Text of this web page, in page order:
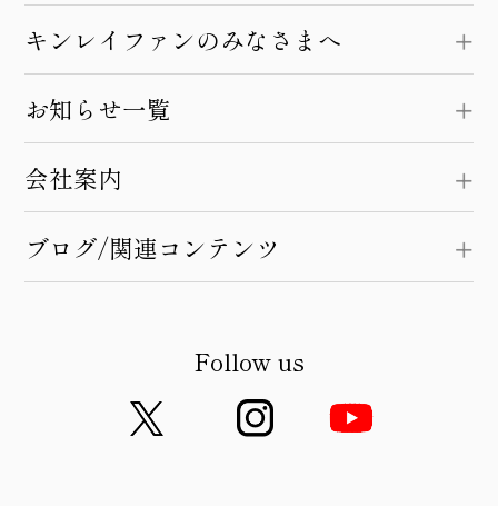
キンレイファンのみなさまへ
お知らせ一覧
会社案内
ブログ/関連コンテンツ
Follow us